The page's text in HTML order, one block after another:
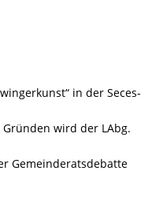
in der Seces-
wird der LAbg.
Gemeinderatsdebatte